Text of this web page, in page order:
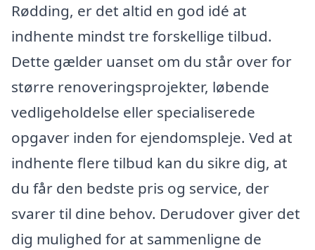
Rødding, er det altid en god idé at
indhente mindst tre forskellige tilbud.
Dette gælder uanset om du står over for
større renoveringsprojekter, løbende
vedligeholdelse eller specialiserede
opgaver inden for ejendomspleje. Ved at
indhente flere tilbud kan du sikre dig, at
du får den bedste pris og service, der
svarer til dine behov. Derudover giver det
dig mulighed for at sammenligne de